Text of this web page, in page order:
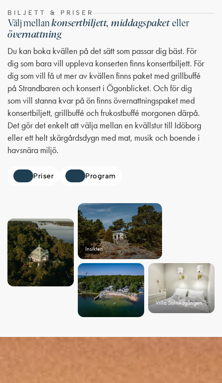
BILJETT & PRISER
Välj mellankonsertbiljett, middagspaketeller
övernattning
Du kan boka kvällen på det sätt som passar dig bäst. För
dig som bara vill uppleva konserten finns konsertbiljett. För
dig som vill få ut mer av kvällen finns paket med grillbuffé
på Strandbaren och konsert i Ögonblicket. Och för dig
som vill stanna kvar på ön finns övernattningspaket med
konsertbiljett, grillbuffé och frukostbuffé morgonen därpå.
Det gör det enkelt att välja mellan en kvällstur till Idöborg
eller ett helt skärgårdsdygn med mat, musik och boende i
havsnära miljö.
Priser Program
Insikten
Villa Solnedgången